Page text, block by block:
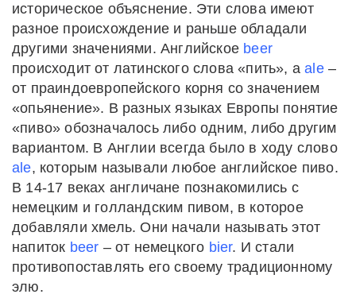
историческое объяснение. Эти слова имеют
разное происхождение и раньше обладали
другими значениями. Английское beer
происходит от латинского слова «пить», аale–
от праиндоевропейского корня со значением
«опьянение». В разных языках Европы понятие
«пиво» обозначалось либо одним, либо другим
вариантом. В Англии всегда было в ходу слово
ale, которым называли любое английское пиво.
В 14-17 веках англичане познакомились с
немецким и голландским пивом, в которое
добавляли хмель. Они начали называть этот
напиток beer – от немецкого bier. И стали
противопоставлять его своему традиционному
элю.